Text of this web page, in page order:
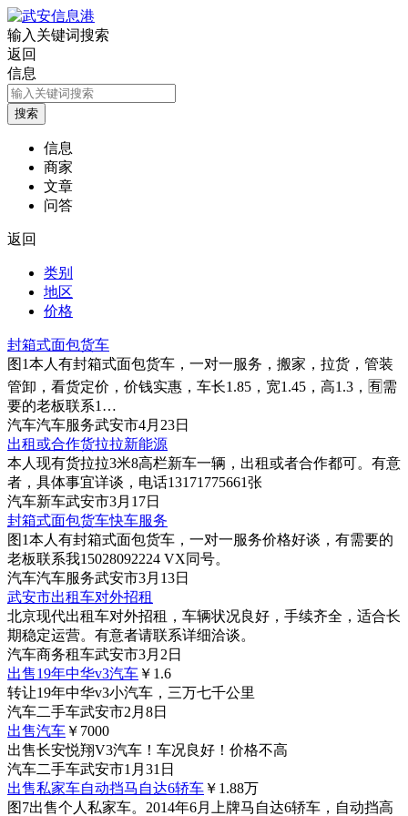
输入关键词搜索
返回
信息
信息
商家
文章
问答
返回
类别
地区
价格
封箱式面包货车
图1本人有封箱式面包货车，一对一服务，搬家，拉货，管装
管卸，看货定价，价钱实惠，车长1.85，宽1.45，高1.3，🈶需
要的老板联系1…
汽车汽车服务武安市4月23日
出租或合作货拉拉新能源
本人现有货拉拉3米8高栏新车一辆，出租或者合作都可。有意
者，具体事宜详谈，电话13171775661张
汽车新车武安市3月17日
封箱式面包货车快车服务
图1本人有封箱式面包货车，一对一服务价格好谈，有需要的
老板联系我15028092224 VX同号。
汽车汽车服务武安市3月13日
武安市出租车对外招租
北京现代出租车对外招租，车辆状况良好，手续齐全，适合长
期稳定运营。有意者请联系详细洽谈。
汽车商务租车武安市3月2日
出售19年中华v3汽车 ￥1.6
转让19年中华v3小汽车，三万七千公里
汽车二手车武安市2月8日
出售汽车 ￥7000
出售长安悦翔V3汽车！车况良好！价格不高
汽车二手车武安市1月31日
出售私家车自动挡马自达6轿车 ￥1.88万
图7出售个人私家车。2014年6月上牌马自达6轿车，自动挡高